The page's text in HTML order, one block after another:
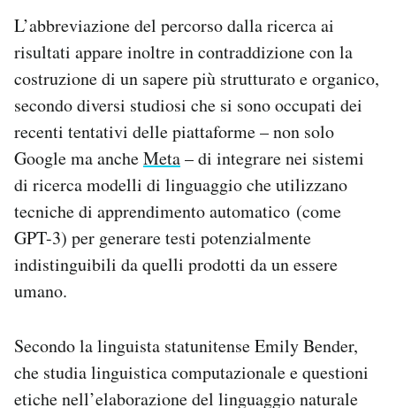
L’abbreviazione del percorso dalla ricerca ai
risultati appare inoltre in contraddizione con la
costruzione di un sapere più strutturato e organico,
secondo diversi studiosi che si sono occupati dei
recenti tentativi delle piattaforme – non solo
Google ma ancheMeta– di integrare nei sistemi
di ricerca modelli di linguaggio che utilizzano
tecniche di apprendimento automatico (come
GPT-3) per generare testi potenzialmente
indistinguibili da quelli prodotti da un essere
umano.
Secondo la linguista statunitense Emily Bender,
che studia linguistica computazionale e questioni
etiche nell’elaborazione del linguaggio naturale